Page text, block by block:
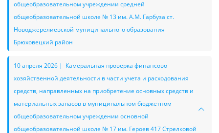
общеобразовательном учреждении средней
общеобразовательной школе № 13 им. А.М. Гарбуза ст.
Новоджерелиевской муниципального образования
Брюховецкий район
10 апреля 2026 | Камеральная проверка финансово-
хозяйственной деятельности в части учета и расходования
средств, направленных на приобретение основных средств и
материальных запасов в муниципальном бюджетном
общеобразовательном учреждении основной
общеобразовательной школе № 17 им. Героев 417 Стрелковой